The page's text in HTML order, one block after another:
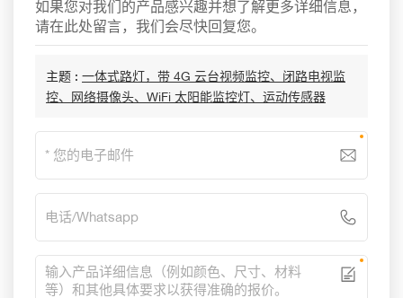
如果您对我们的产品感兴趣并想了解更多详细信息，
请在此处留言，我们会尽快回复您。
主题 : 一体式路灯，带 4G 云台视频监控、闭路电视监
控、网络摄像头、WiFi 太阳能监控灯、运动传感器